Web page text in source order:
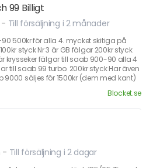
99 Billigt
- Till försäljning i 2 månader
500kr för alla 4. mycket skitiga på
styck Nr 3 är GB fälgar 200kr styck
krysseker fälgar till saab 900-90 alla 4
till saab 99 turbo. 200kr styck Har även
9000 säljes för 1500kr (dem med kant)
Blocket.se
- Till försäljning i 2 dagar